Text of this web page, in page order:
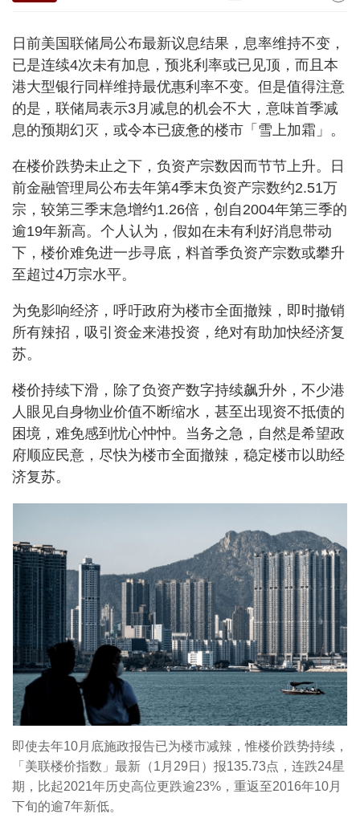
日前美国联储局公布最新议息结果，息率维持不变，
已是连续4次未有加息，预兆利率或已见顶，而且本
港大型银行同样维持最优惠利率不变。但是值得注意
的是，联储局表示3月减息的机会不大，意味首季减
息的预期幻灭，或令本已疲惫的楼市「雪上加霜」。
在楼价跌势未止之下，负资产宗数因而节节上升。日
前金融管理局公布去年第4季末负资产宗数约2.51万
宗，较第三季末急增约1.26倍，创自2004年第三季的
逾19年新高。个人认为，假如在未有利好消息带动
下，楼价难免进一步寻底，料首季负资产宗数或攀升
至超过4万宗水平。
为免影响经济，呼吁政府为楼市全面撤辣，即时撤销
所有辣招，吸引资金来港投资，绝对有助加快经济复
苏。
楼价持续下滑，除了负资产数字持续飙升外，不少港
人眼见自身物业价值不断缩水，甚至出现资不抵债的
困境，难免感到忧心忡忡。当务之急，自然是希望政
府顺应民意，尽快为楼市全面撤辣，稳定楼市以助经
济复苏。
即使去年10月底施政报告已为楼市减辣，惟楼价跌势持续，
「美联楼价指数」最新（1月29日）报135.73点，连跌24星
期，比起2021年历史高位更跌逾23%，重返至2016年10月
下旬的逾7年新低。